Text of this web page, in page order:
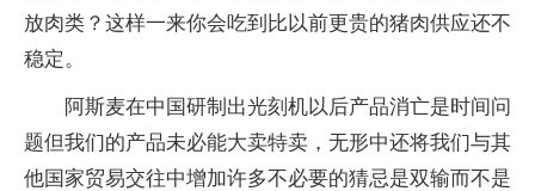
放肉类？这样一来你会吃到比以前更贵的猪肉供应还不
稳定。
阿斯麦在中国研制出光刻机以后产品消亡是时间问
题但我们的产品未必能大卖特卖，无形中还将我们与其
他国家贸易交往中增加许多不必要的猜忌是双输而不是